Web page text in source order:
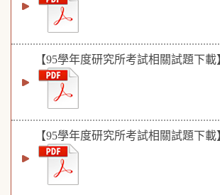
【95學年度研究所考試相關試題下
【95學年度研究所考試相關試題下